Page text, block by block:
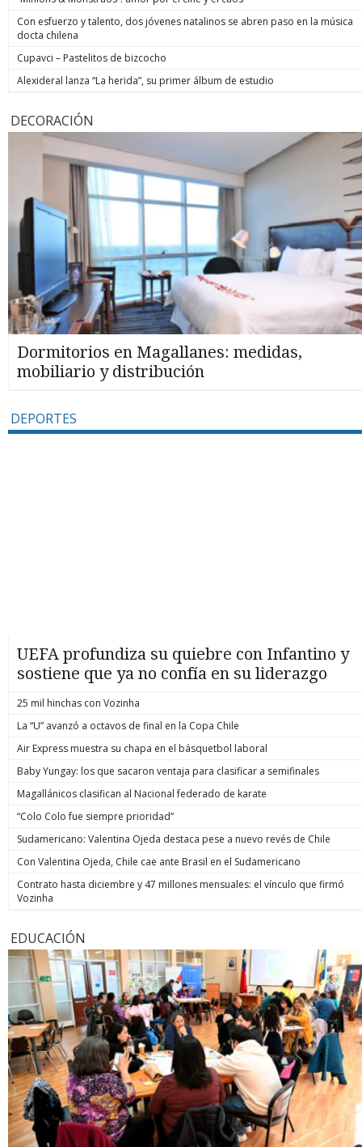
Con esfuerzo y talento, dos jóvenes natalinos se abren paso en la música
docta chilena
Cupavci – Pastelitos de bizcocho
Alexideral lanza “La herida”, su primer álbum de estudio
DECORACIÓN
Dormitorios en Magallanes: medidas,
mobiliario y distribución
DEPORTES
UEFA profundiza su quiebre con Infantino y
sostiene que ya no confía en su liderazgo
25 mil hinchas con Vozinha
La “U” avanzó a octavos de final en la Copa Chile
Air Express muestra su chapa en el básquetbol laboral
Baby Yungay: los que sacaron ventaja para clasificar a semifinales
Magallánicos clasifican al Nacional federado de karate
“Colo Colo fue siempre prioridad”
Sudamericano: Valentina Ojeda destaca pese a nuevo revés de Chile
Con Valentina Ojeda, Chile cae ante Brasil en el Sudamericano
Contrato hasta diciembre y 47 millones mensuales: el vínculo que firmó
Vozinha
EDUCACIÓN